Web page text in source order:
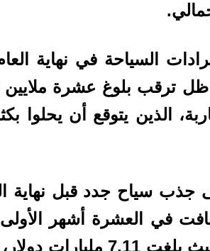
ظل ترقب بلوغ عشرة ملايين
الذين يتوقع أن يحلوا
سياح جدد قبل نهاية
في العشرة أشهر
تداعيات الجائحة، حيث